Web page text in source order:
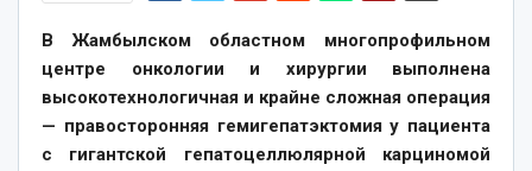
В Жамбылском областном многопрофильном
центре онкологии и хирургии выполнена
высокотехнологичная и крайне сложная операция
— правосторонняя гемигепатэктомия у пациента
с гигантской гепатоцеллюлярной карциномой